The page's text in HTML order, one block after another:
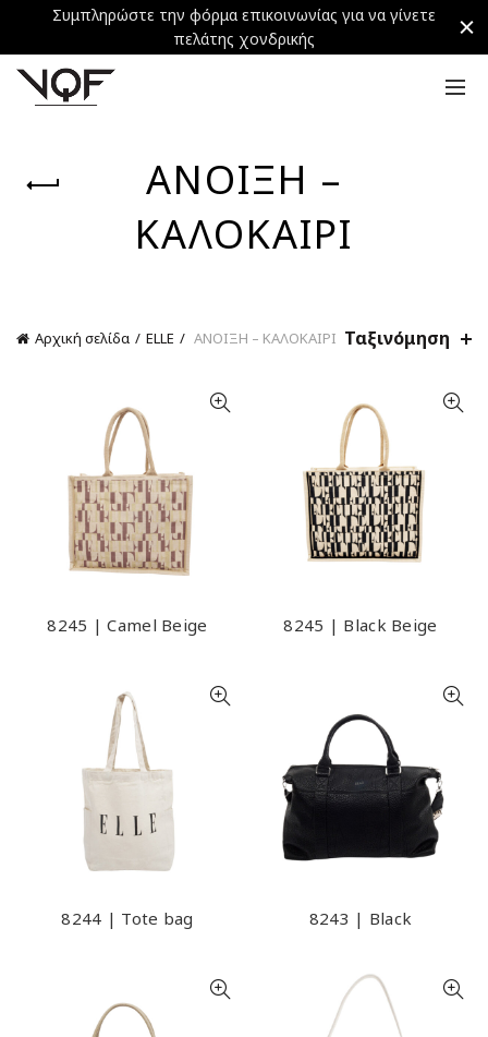
ΑΝΟΙΞΗ –
ΚΑΛΟΚΑΙΡΙ
Αρχική σελίδα ELLE ΑΝΟΙΞΗ – ΚΑΛΟΚΑΙΡΙ Ταξινόμηση
8245 | Camel Beige 8245 | Black Beige
8244 | Tote bag 8243 | Black
Συμπληρώστε την φόρμα επικοινωνίας για να γίνετε
πελάτης χονδρικής